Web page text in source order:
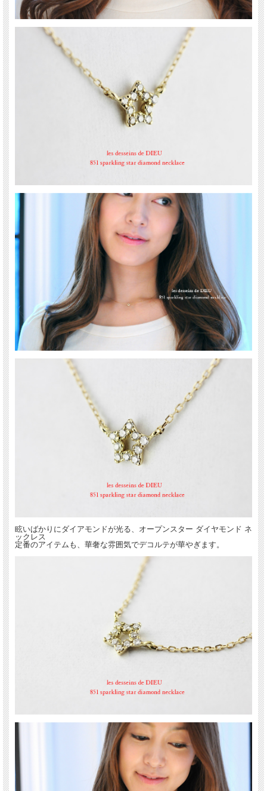
送料について詳しくはこちら(PC版)
眩いばかりにダイアモンドが光るオープンスター ダイヤモンド ネックレス。
定番のアイテムも華奢な雰囲気でデコルテが華やぎます。
18金イエローゴールド製
les desseins de DIEU(レ・デッサン・ドゥ・デュー)
表参道にあるBijouterie euro flat(ビジュトリエ ユーロフラット)が発信するジュエリ
フランス語で『神の思し召し』という意味を持ち、 そのブランド名はグッドラッ
クチャームのように、身に着けた人を守ってくれるという意味が込められていま
”教養のある美”をコンセプトに本物である事にこだわったジュエリーは、 繊細で上
品で可憐な、大人の女性に嬉しいアイテムがそろっています。
眩いばかりにダイアモンドが光る、オープンスター ダイヤモンド ネ
ックレス
定番のアイテムも、華奢な雰囲気でデコルテが華やぎます。